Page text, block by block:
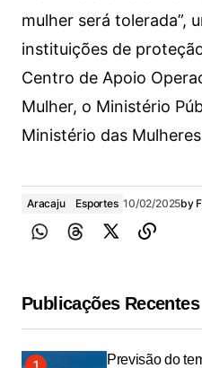
mulher será tolerada”,
instituições de
Centro de Apoio
Mulher, o Ministério
Ministério das
Aracaju Esportes 10/02/2025by
Publicações Recentes
Previsão do